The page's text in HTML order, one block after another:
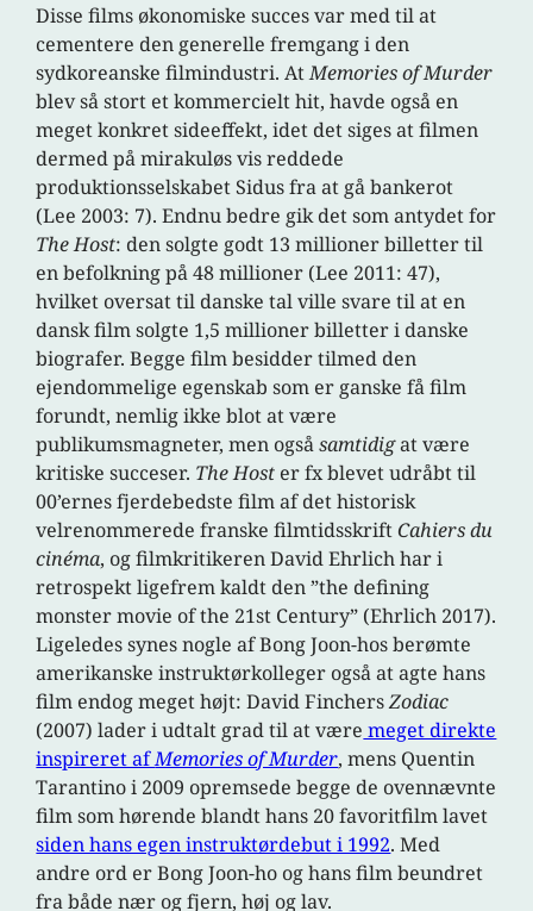
Disse films økonomiske succes var med til at
cementere den generelle fremgang i den
sydkoreanske filmindustri. AtMemories of Murder
blev så stort et kommercielt hit, havde også en
meget konkret sideeffekt, idet det siges at filmen
dermed på mirakuløs vis reddede
produktionsselskabet Sidus fra at gå bankerot
(Lee 2003: 7). Endnu bedre gik det som antydet for
The Host: den solgte godt 13 millioner billetter til
en befolkning på 48 millioner (Lee 2011: 47),
hvilket oversat til danske tal ville svare til at en
dansk film solgte 1,5 millioner billetter i danske
biografer. Begge film besidder tilmed den
ejendommelige egenskab som er ganske få film
forundt, nemlig ikke blot at være
publikumsmagneter, men ogsåsamtidigat være
kritiske succeser. The Host er fx blevet udråbt til
00’ernes fjerdebedste film af det historisk
velrenommerede franske filmtidsskriftCahiers du
cinéma, og filmkritikeren David Ehrlich har i
retrospekt ligefrem kaldt den ”the defining
monster movie of the 21st Century” (Ehrlich 2017).
Ligeledes synes nogle af Bong Joon-hos berømte
amerikanske instruktørkolleger også at agte hans
film endog meget højt: David FinchersZodiac
(2007) lader i udtalt grad til at være meget direkte
inspireret afMemories of Murder, mens Quentin
Tarantino i 2009 opremsede begge de ovennævnte
film som hørende blandt hans 20 favoritfilm lavet
siden hans egen instruktørdebut i 1992. Med
andre ord er Bong Joon-ho og hans film beundret
fra både nær og fjern, høj og lav.